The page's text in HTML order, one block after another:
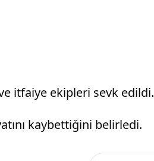
itfaiye ekipleri sevk edildi.
kaybettiğini belirledi.